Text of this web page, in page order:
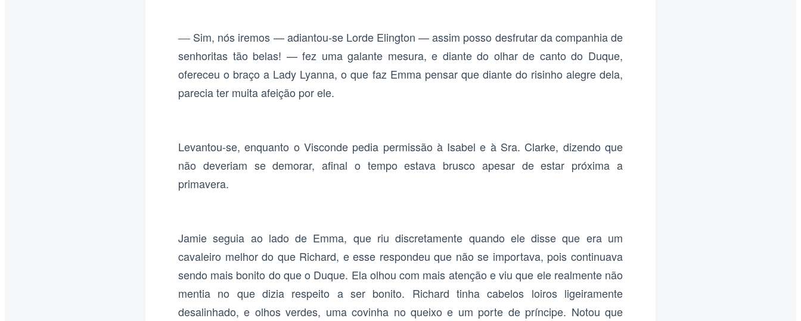
— Sim, nós iremos — adiantou-se Lorde Elington — assim posso desfrutar da companhia de
senhoritas tão belas! — fez uma galante mesura, e diante do olhar de canto do Duque,
ofereceu o braço a Lady Lyanna, o que faz Emma pensar que diante do risinho alegre dela,
parecia ter muita afeição por ele.
Levantou-se, enquanto o Visconde pedia permissão à Isabel e à Sra. Clarke, dizendo que
não deveriam se demorar, afinal o tempo estava brusco apesar de estar próxima a
primavera.
Jamie seguia ao lado de Emma, que riu discretamente quando ele disse que era um
cavaleiro melhor do que Richard, e esse respondeu que não se importava, pois continuava
sendo mais bonito do que o Duque. Ela olhou com mais atenção e viu que ele realmente não
mentia no que dizia respeito a ser bonito. Richard tinha cabelos loiros ligeiramente
desalinhado, e olhos verdes, uma covinha no queixo e um porte de príncipe. Notou que